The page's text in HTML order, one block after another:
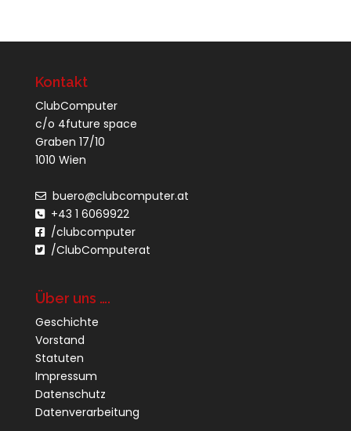
Kontakt
ClubComputer
c/o 4future space
Graben 17/10
1010 Wien
buero@clubcomputer.at
+43 1 6069922
/clubcomputer
/ClubComputerat
Über uns ….
Geschichte
Vorstand
Statuten
Impressum
Datenschutz
Datenverarbeitung